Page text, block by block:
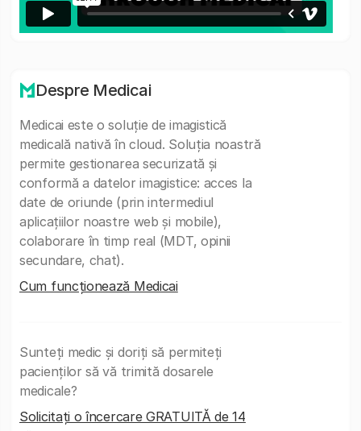
Despre Medicai
Medicai este o soluție de imagistică
medicală nativă în cloud. Soluția noastră
permite gestionarea securizată și
conformă a datelor imagistice: acces la
date de oriunde (prin intermediul
aplicațiilor noastre web și mobile),
colaborare în timp real (MDT, opinii
secundare, chat).
Cum funcționează Medicai
Sunteți medic și doriți să permiteți
pacienților să vă trimită dosarele
medicale?
Solicitați o încercare GRATUITĂ de 14